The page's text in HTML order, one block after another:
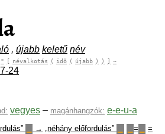
, újabb keletű név
" [ névalkotás ( idő ( újabb ) ) ] ~
24
vegyes – magánhangzók: e-e-u-a
→ „néhány előfordulás” = =